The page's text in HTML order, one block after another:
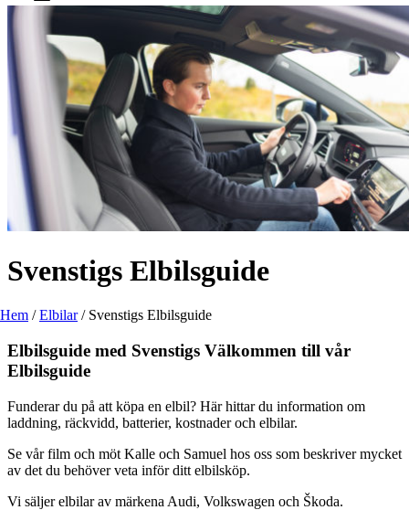
Svenstigs Elbilsguide
Hem /Elbilar/ Svenstigs Elbilsguide
Elbilsguide med Svenstigs Välkommen till vår
Elbilsguide
Funderar du på att köpa en elbil? Här hittar du information om
laddning, räckvidd, batterier, kostnader och elbilar.
Se vår film och möt Kalle och Samuel hos oss som beskriver mycket
av det du behöver veta inför ditt elbilsköp.
Vi säljer elbilar av märkena Audi, Volkswagen och Škoda.